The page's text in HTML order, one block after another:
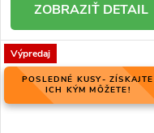
DETAIL
Výpredaj
POSLEDNÉ KUSY- ZÍSKAJTE
ICH KÝM MÔŽETE!